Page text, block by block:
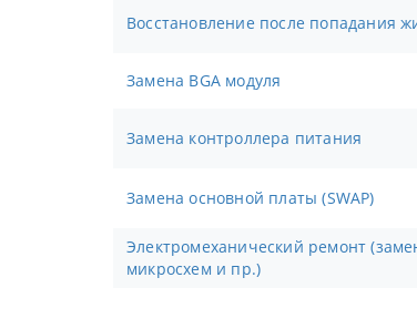
Восстановление после попадания
Замена BGA модуля
Замена контроллера питания
Замена основной платы (SWAP)
Электромеханический ремонт (замена электронных компонентов,
микросхем и пр.)